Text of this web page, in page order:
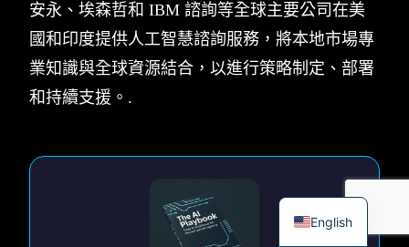
安永、埃森哲和 IBM 諮詢等全球主要公司在美
國和印度提供人工智慧諮詢服務，將本地市場專
業知識與全球資源結合，以進行策略制定、部署
和持續支援。.
English